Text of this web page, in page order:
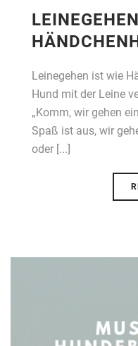
Leinegehen ist wie
Hund mit der Leine
„Komm, wir gehen
Spaß ist aus, wir
oder [...]